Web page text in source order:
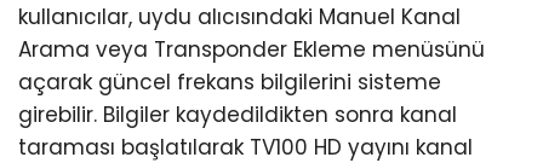
kullanıcılar, uydu alıcısındaki Manuel Kanal
Arama veya Transponder Ekleme menüsünü
açarak güncel frekans bilgilerini sisteme
girebilir. Bilgiler kaydedildikten sonra kanal
taraması başlatılarak TV100 HD yayını kanal